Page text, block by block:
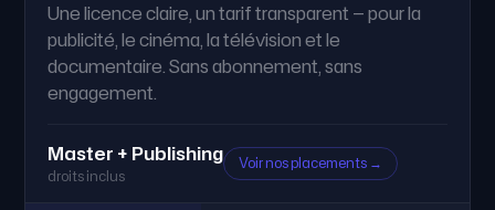
Téléchargements illimités i
Stems & versions
alternatives
i —
mesure
Une licence claire, un tarif transparent — pour la
publicité, le cinéma, la télévision et le
documentaire. Sans abonnement, sans
engagement.
Master + Publishing
droits inclus
Voir nos placements →